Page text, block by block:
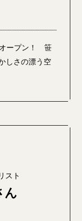
オープン！ 笹
しさの漂う空
スト
ん